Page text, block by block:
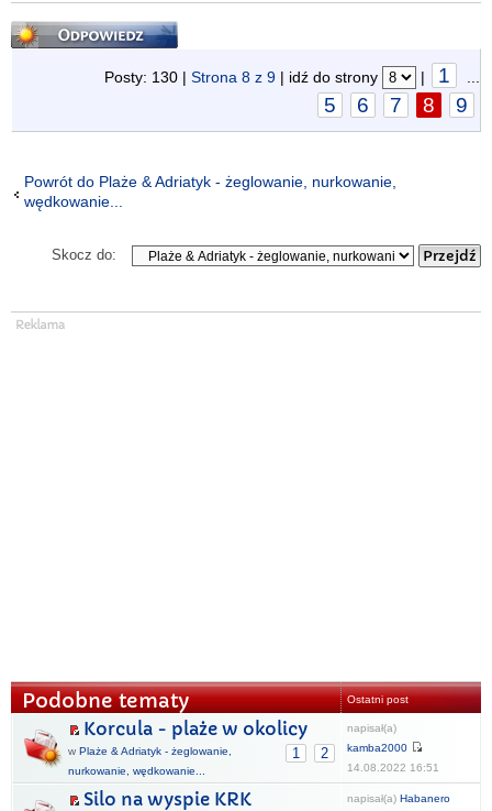
Odpowiedz
Posty: 130 | Strona 8 z 9 | idź do strony | 1
5 6 7 8 9
Powrót do Plaże & Adriatyk - żeglowanie, nurkowanie,
wędkowanie...
Skocz do:
Podobne tematy Ostatni post
Korcula - plaże w okolicy
1 2
w Plaże & Adriatyk - żeglowanie,
nurkowanie, wędkowanie...
napisał(a)
kamba2000
14.08.2022 16:51
Silo na wyspie KRK napisał(a) Habanero